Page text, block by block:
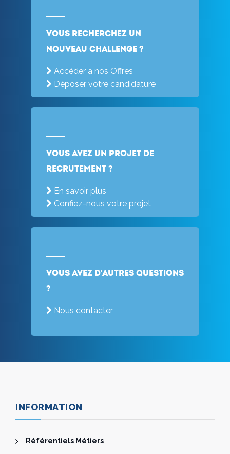
Vous recherchez un
nouveau challenge ?
Accéder à nos Offres
Déposer votre candidature
Vous avez un projet de
recrutement ?
En savoir plus
Confiez-nous votre projet
Vous avez d'autres questions
?
Nous contacter
INFORMATION
Référentiels Métiers